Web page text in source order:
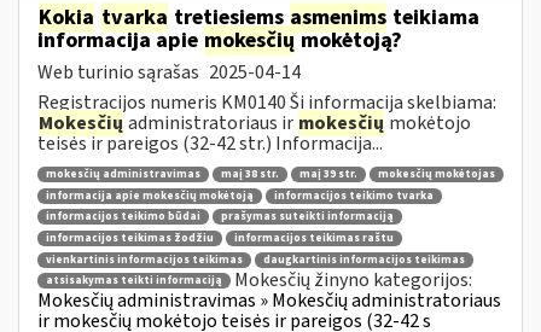
Kokia tvarka tretiesiems asmenims teikiama
informacija apie mokesčiųmokėtoją?
Web turinio sąrašas 2025-04-14
Registracijos numeris KM0140 Ši informacija skelbiama:
Mokesčių administratoriaus ir mokesčių mokėtojo
teisės ir pareigos (32-42 str.) Informacija...
mokesčių administravimas maį 38 str. maį 39 str.
mokesčių mokėtojas
informacija apie mokesčių mokėtoją
informacijos teikimo tvarka
informacijos teikimo būdai
prašymas suteikti informaciją
informacijos teikimas žodžiu
informacijos teikimas raštu
vienkartinis informacijos teikimas
daugkartinis informacijos teikimas
atsisakymas teikti informaciją
Mokesčių žinyno kategorijos:
Mokesčių administravimas » Mokesčių administratoriaus
ir mokesčių mokėtojo teisės ir pareigos (32-42 s